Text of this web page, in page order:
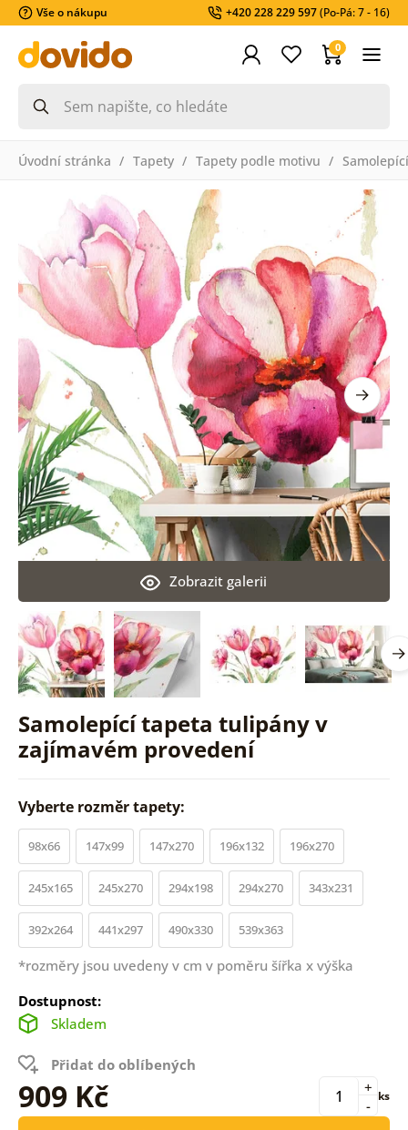
Vše o nákupu +420 228 229 597(Po-Pá: 7 - 16)
0
Úvodní stránka Tapety Tapety podle motivu
Samolepící tapeta tulipány v
zajímavém provedení
Zobrazit galerii
Vyberte rozměr tapety:
98x66 147x99 147x270 196x132 196x270
245x165 245x270 294x198 294x270 343x231
392x264 441x297 490x330 539x363
*rozměry jsou uvedeny v cm v poměru šířka x výška
Dostupnost:
Skladem
Přidat do oblíbených
909 Kč -
+ ks